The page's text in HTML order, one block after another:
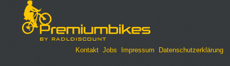
Kontakt Jobs Impressum Datenschutzerklärung